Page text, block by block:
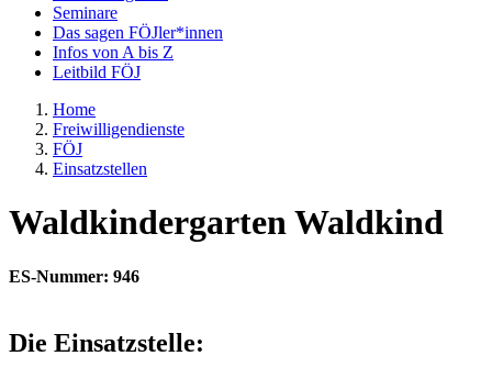
Seminare
Das sagen FÖJler*innen
Infos von A bis Z
Leitbild FÖJ
Home
Freiwilligendienste
FÖJ
Einsatzstellen
Waldkindergarten Waldkind
ES-Nummer: 946
Die Einsatzstelle: